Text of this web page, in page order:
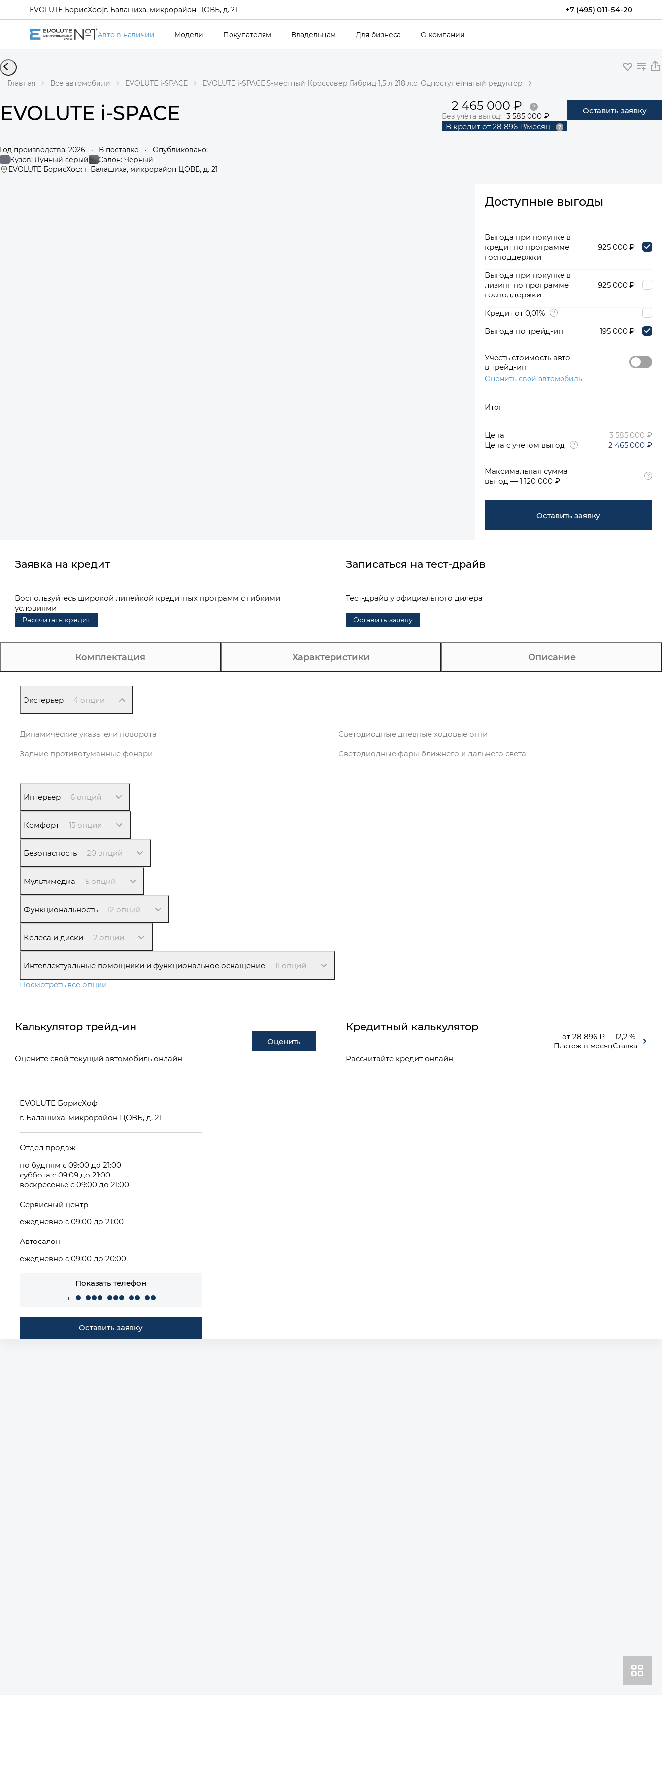
+7 (495) 011-54-20
EVOLUTE БорисХоф|г. Балашиха, микрорайон ЦОВБ, д. 21
Авто в наличии Модели Покупателям Владельцам Для бизнеса О компании
Главная Все автомобили EVOLUTE i-SPACE EVOLUTE i-SPACE 5-местный Кроссовер Гибрид 1,5 л 218 л.с. Одноступенчатый редуктор
EVOLUTE i-SPACE
Год производства: 2026 · В поставке ·
Опубликовано:
Кузов: Лунный серый
Салон: Черный
EVOLUTE БорисХоф: г. Балашиха, микрорайон ЦОВБ, д. 21
2 465 000 ₽
Без учёта выгод: 3 585 000 ₽
В кредит от 28 896 ₽/месяц
Оставить заявку
Доступные выгоды
Выгода при покупке в
кредит по программе
господдержки
925 000 ₽
Выгода при покупке в
лизинг по программе
господдержки
925 000 ₽
Кредит от 0,01%
Выгода по трейд-ин
195 000 ₽
Учесть стоимость авто
в трейд-ин
Оценить свой автомобиль
Итог
Цена
3 585 000 ₽
Цена с учетом выгод
2 465 000 ₽
Максимальная сумма
выгод — 1 120 000 ₽
Оставить заявку
Заявка на кредит
Воспользуйтесь широкой линейкой кредитных программ с гибкими
условиями
Рассчитать кредит
Записаться на тест-драйв
Тест-драйв у официального дилера
Оставить заявку
Комплектация Характеристики Описание
Экстерьер 4 опции
Динамические указатели поворота
Задние противотуманные фонари
Светодиодные дневные ходовые огни
Светодиодные фары ближнего и дальнего света
Интерьер 6 опций
Комфорт 15 опций
Безопасность 20 опций
Мультимедиа 5 опций
Функциональность 12 опций
Колёса и диски 2 опции
Интеллектуальные помощники и функциональное оснащение
11 опций
Посмотреть все опции
Калькулятор трейд-ин
Оцените свой текущий автомобиль онлайн
Оценить
Кредитный калькулятор
Рассчитайте кредит онлайн
от 28 896 ₽
Платеж в месяц
12,2 %
Ставка
EVOLUTE БорисХоф
г. Балашиха, микрорайон ЦОВБ, д. 21
Отдел продаж
по будням с 09:00 до 21:00
суббота с 09:09 до 21:00
воскресенье с 09:00 до 21:00
Сервисный центр
ежедневно с 09:00 до 21:00
Автосалон
ежедневно с 09:00 до 20:00
Показать телефон
+
Оставить заявку